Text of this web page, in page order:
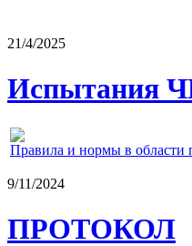
21/4/2025
Испытания
Правила и нормы в области
9/11/2024
ПРОТОКОЛ